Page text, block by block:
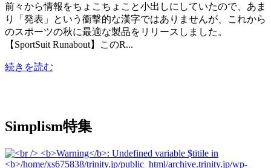
前々から情報をちょこちょこと小出しにしていたので、あま
り「発表」という衝撃的な漢字ではありませんが、これから
のスポーツの秋に最適な製品をリリースしました。
【SportSuit Runabout】このR...
続きを読む
Simplism特集